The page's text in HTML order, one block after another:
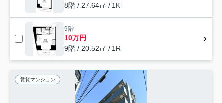
8階 / 27.64㎡ / 1K
9階
10万円
9階 / 20.52㎡ / 1R
賃貸マンション